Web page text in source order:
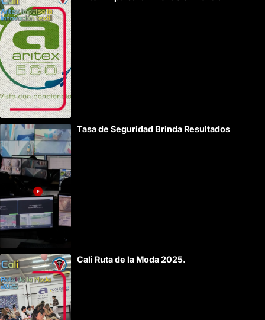
Tasa de Seguridad Brinda Resultados
Cali Ruta de la Moda 2025.